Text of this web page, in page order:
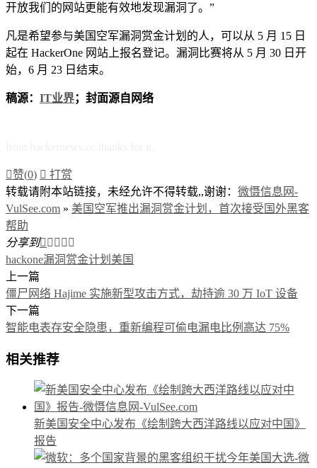
开放我们的网站更能有效地发现漏洞了。”
凡是希望参与美国空军漏洞赏金计划的人，可以从 5 月 15 日
起在 HackerOne 网站上报名登记。漏洞比赛将从 5 月 30 日开
始，6 月 23 日结束。
稿源： IT业界；封面源自网络
赞(0)  打赏
转载请附本站链接，未经允许不得转载,,谢谢： 微慑信息网-
VulSee.com » 美国空军推出漏洞赏金计划，首次接受国外黑客
帮助
分享到    
hackone漏洞赏金计划 美国
上一篇
僵尸网络 Hajime 实施新型攻击方式，劫持逾 30 万 IoT 设备
下一篇
智能电表存安全隐患，重新编程可偷电漏电比例高达 75%
相关推荐
新美国安全中心发布《绘制跨大西洋路线以应对中国》
报告